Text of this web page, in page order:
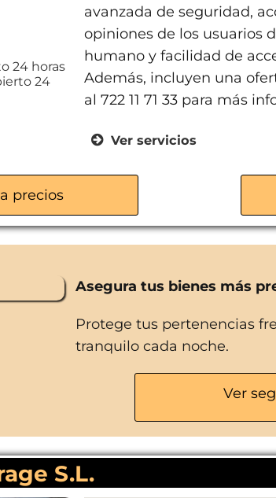
24 horas
24
avanzada de seguridad,
opiniones de los usuarios
humano y facilidad de
Además, incluyen una
al 722 11 71 33 para más
Ver servicios
Tecnología de
precios
Asegura tus bienes más
Protege tus pertenencias
tranquilo cada noche.
Ver
S.L.